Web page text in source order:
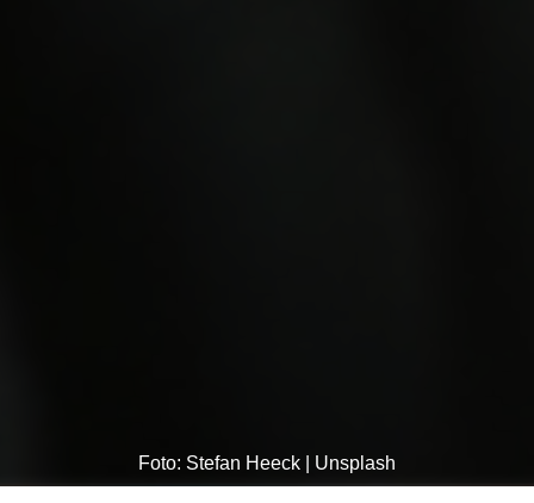
Foto: Stefan Heeck | Unsplash